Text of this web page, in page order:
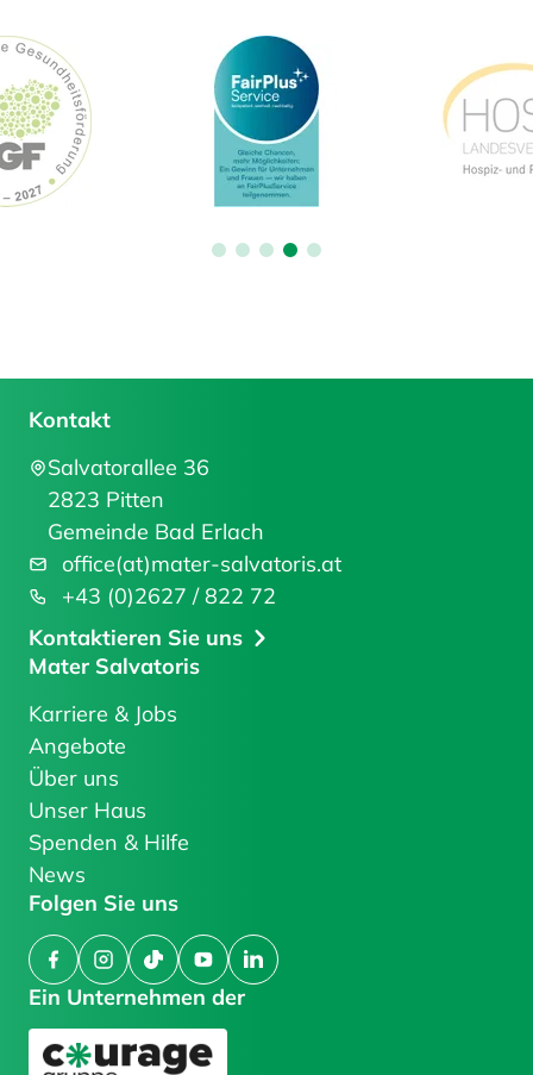
Ein Unternehmen der
Mater Salvatoris
Karriere & Jobs
Angebote
Über uns
Unser Haus
Spenden & Hilfe
News
Kontakt
Salvatorallee 36
2823 Pitten
Gemeinde Bad Erlach
office(at)mater-salvatoris.at
+43 (0)2627 / 822 72
Kontaktieren Sie uns
Folgen Sie uns
FacebookInstagram
TikTokYouTubeLinkedIn